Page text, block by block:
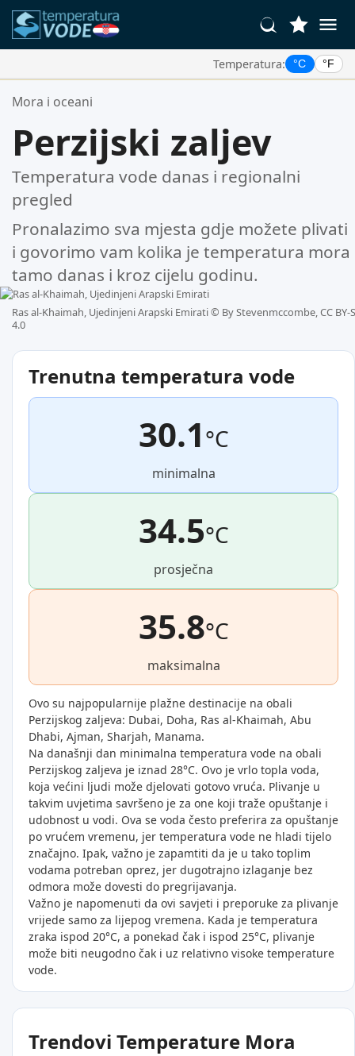
Temperatura: °C °F
Vaše Omiljene Lokacije:
Mora i oceani
Perzijski zaljev
Temperatura vode danas i regionalni
pregled
Pronalazimo sva mjesta gdje možete plivati
i govorimo vam kolika je temperatura mora
tamo danas i kroz cijelu godinu.
Ras al-Khaimah, Ujedinjeni Arapski Emirati © By Stevenmccombe, CC BY-
4.0
Trenutna temperatura vode
30.1°C
minimalna
34.5°C
prosječna
35.8°C
maksimalna
Ovo su najpopularnije plažne destinacije na obali
Perzijskog zaljeva: Dubai, Doha, Ras al-Khaimah, Abu
Dhabi, Ajman, Sharjah, Manama.
Na današnji dan minimalna temperatura vode na obali
Perzijskog zaljeva je iznad 28°C. Ovo je vrlo topla voda,
koja većini ljudi može djelovati gotovo vruća. Plivanje u
takvim uvjetima savršeno je za one koji traže opuštanje i
udobnost u vodi. Ova se voda često preferira za opuštanje
po vrućem vremenu, jer temperatura vode ne hladi tijelo
značajno. Ipak, važno je zapamtiti da je u tako toplim
vodama potreban oprez, jer dugotrajno izlaganje bez
odmora može dovesti do pregrijavanja.
Važno je napomenuti da ovi savjeti i preporuke za plivanje
vrijede samo za lijepog vremena. Kada je temperatura
zraka ispod 20°C, a ponekad čak i ispod 25°C, plivanje
može biti neugodno čak i uz relativno visoke temperature
vode.
Trendovi Temperature Mora